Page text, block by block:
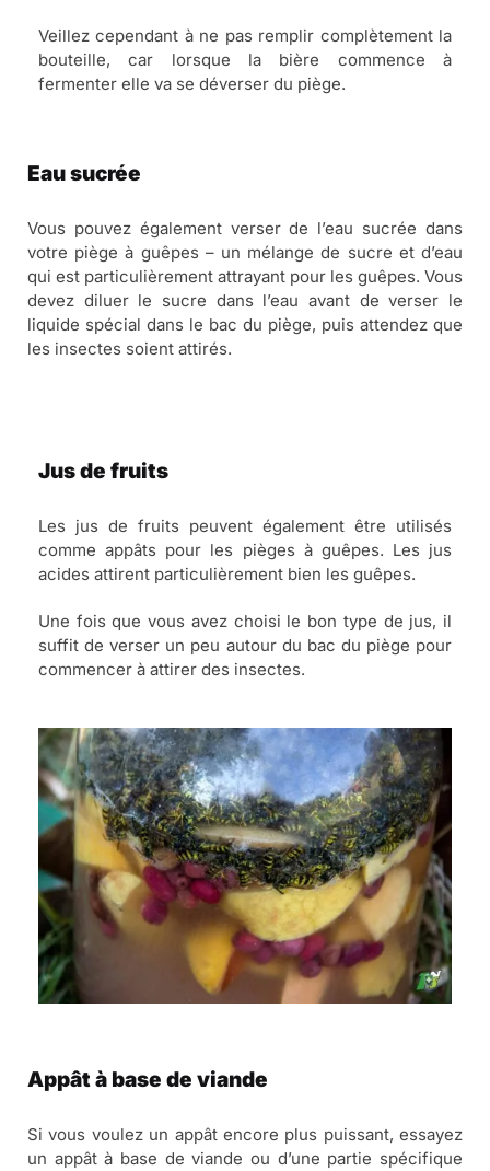
Veillez cependant à ne pas remplir complètement la
bouteille, car lorsque la bière commence à
fermenter elle va se déverser du piège.
Eau sucrée
Vous pouvez également verser de l’eau sucrée dans
votre piège à guêpes – un mélange de sucre et d’eau
qui est particulièrement attrayant pour les guêpes. Vous
devez diluer le sucre dans l’eau avant de verser le
liquide spécial dans le bac du piège, puis attendez que
les insectes soient attirés.
Jus de fruits
Les jus de fruits peuvent également être utilisés
comme appâts pour les pièges à guêpes. Les jus
acides attirent particulièrement bien les guêpes.
Une fois que vous avez choisi le bon type de jus, il
suffit de verser un peu autour du bac du piège pour
commencer à attirer des insectes.
Appât à base de viande
Si vous voulez un appât encore plus puissant, essayez
un appât à base de viande ou d’une partie spécifique